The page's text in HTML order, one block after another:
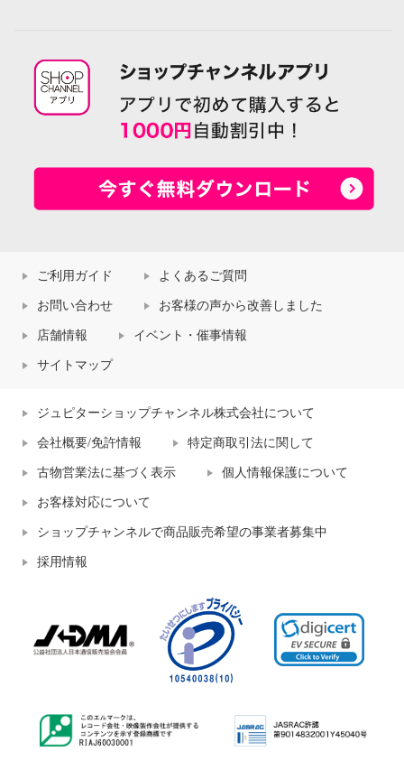
ご利用ガイド よくあるご質問
お問い合わせ お客様の声から改善しました
店舗情報 イベント・催事情報
サイトマップ
ジュピターショップチャンネル株式会社について
会社概要/免許情報 特定商取引法に関して
古物営業法に基づく表示 個人情報保護について
お客様対応について
ショップチャンネルで商品販売希望の事業者募集中
採用情報